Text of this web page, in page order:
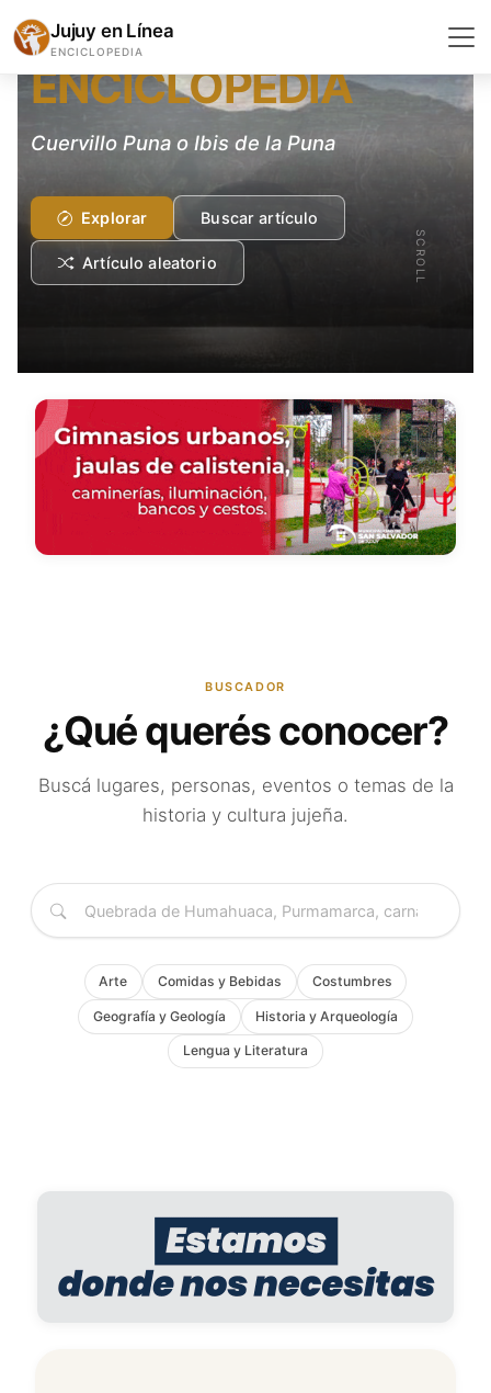
Jujuy en Línea
ENCICLOPEDIA
ENCICLOPEDIA
Cuervillo Puna o Ibis de la Puna
Explorar Buscar artículo
Artículo aleatorio SCROLL
BUSCADOR
¿Qué querés conocer?
Buscá lugares, personas, eventos o temas de la
historia y cultura jujeña.
Arte Comidas y Bebidas Costumbres
Geografía y Geología Historia y Arqueología
Lengua y Literatura